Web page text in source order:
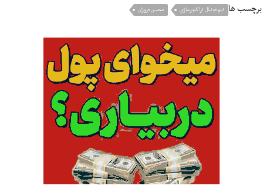
برچسب ها تيم فوتبال تراكتورسازي محسن فروزان